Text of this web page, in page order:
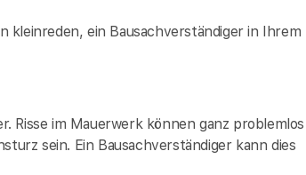
kleinreden, ein Bausachverständiger in Ihrem
Risse im Mauerwerk können ganz problemlos
sein. Ein Bausachverständiger kann dies